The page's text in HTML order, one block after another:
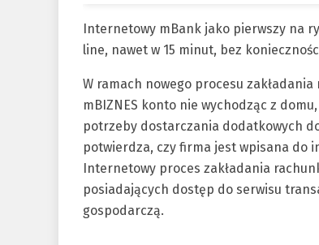
Internetowy mBank jako pierwszy na
line, nawet w 15 minut, bez
W ramach nowego procesu
mBIZNES konto nie wychodząc z
potrzeby dostarczania dodatkowych
potwierdza, czy firma jest wpisana do
Internetowy proces zakładania
posiadających dostęp do serwisu
gospodarczą.